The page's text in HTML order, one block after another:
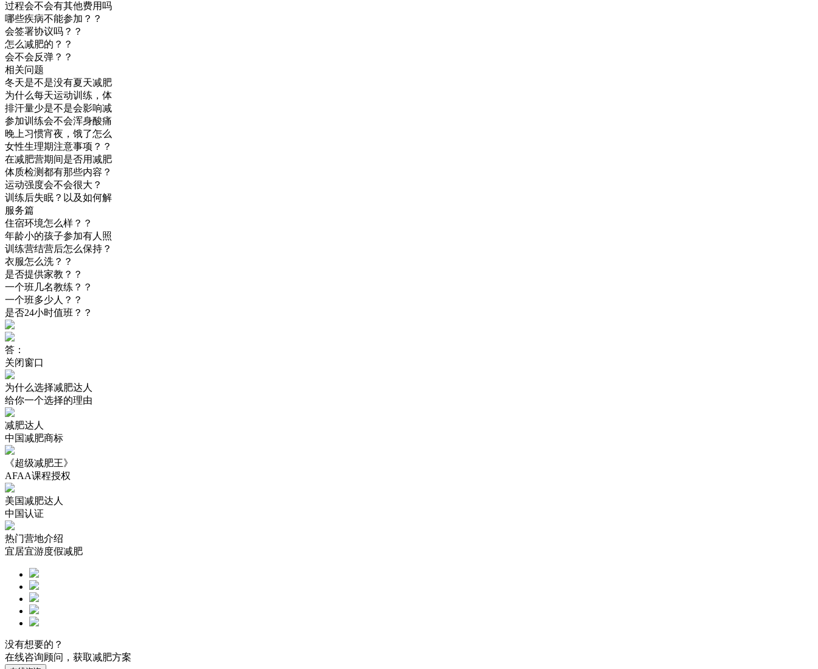
过程会不会有其他费用吗
哪些疾病不能参加？？
会签署协议吗？？
怎么减肥的？？
会不会反弹？？
相关问题
冬天是不是没有夏天减肥
为什么每天运动训练，体
排汗量少是不是会影响减
参加训练会不会浑身酸痛
晚上习惯宵夜，饿了怎么
女性生理期注意事项？？
在减肥营期间是否用减肥
体质检测都有那些内容？
运动强度会不会很大？
训练后失眠？以及如何解
服务篇
住宿环境怎么样？？
年龄小的孩子参加有人照
训练营结营后怎么保持？
衣服怎么洗？？
是否提供家教？？
一个班几名教练？？
一个班多少人？？
是否24小时值班？？
答：
关闭窗口
为什么选择减肥达人
给你一个选择的理由
减肥达人
中国减肥商标
《超级减肥王》
AFAA课程授权
美国减肥达人
中国认证
热门营地介绍
宜居宜游度假减肥
没有想要的？
在线咨询顾问，获取减肥方案